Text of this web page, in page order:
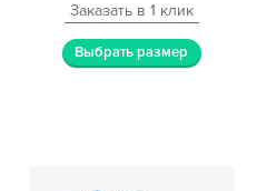
Заказать в 1 клик
Выбрать размер